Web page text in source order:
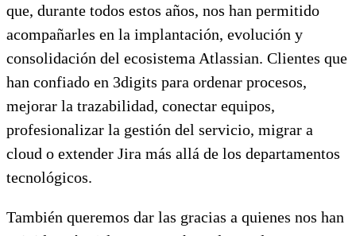
que, durante todos estos años, nos han permitido
acompañarles en la implantación, evolución y
consolidación del ecosistema Atlassian. Clientes que
han confiado en 3digits para ordenar procesos,
mejorar la trazabilidad, conectar equipos,
profesionalizar la gestión del servicio, migrar a
cloud o extender Jira más allá de los departamentos
tecnológicos.
También queremos dar las gracias a quienes nos han